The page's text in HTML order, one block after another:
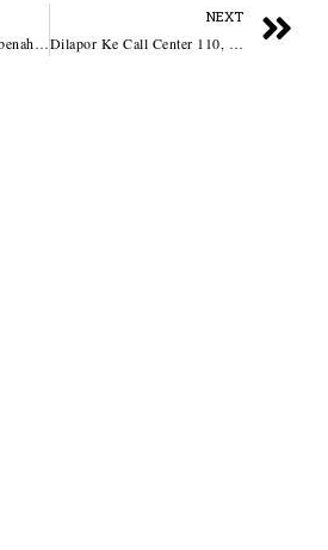
Wali Kota Medan: Pembenahan Belawan Tak Bisa Parsial, Legalitas Lahan Hingga Rob Harus Dituntaskan
NEXT
Dilapor Ke Call Center 110, Polsek Pulau Rakyat Berhasil Tangkap Terduga Pelaku Penyalahgunaan Narkotika